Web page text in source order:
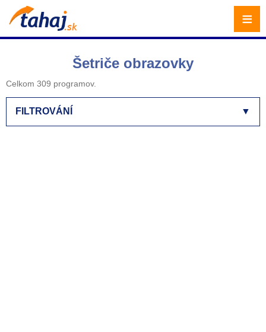
Šetriče obrazovky
Celkom 309 programov.
▼
FILTROVÁNÍ
≡